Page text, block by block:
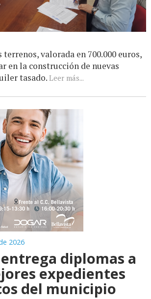
valorada en 700.000 euros,
en la construcción de nuevas
tasado. Leer más...
2026
diplomas a
expedientes
del municipio